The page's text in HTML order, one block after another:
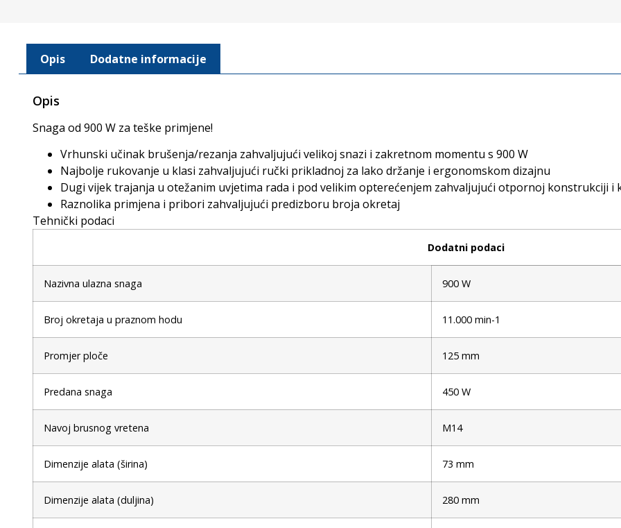
Opis Dodatne informacije
Opis
Snaga od 900 W za teške primjene!
Vrhunski učinak brušenja/rezanja zahvaljujući velikoj snazi i zakretnom momentu s 900 W
Najbolje rukovanje u klasi zahvaljujući ručki prikladnoj za lako držanje i ergonomskom dizajnu
Dugi vijek trajanja u otežanim uvjetima rada i pod velikim opterećenjem zahvaljujući otpornoj konstrukciji i
Raznolika primjena i pribori zahvaljujući predizboru broja okretaj
Tehnički podaci
Dodatni podaci
Nazivna ulazna snaga 900 W
Broj okretaja u praznom hodu 11.000 min-1
Promjer ploče 125 mm
Predana snaga 450 W
Navoj brusnog vretena M14
Dimenzije alata (širina) 73 mm
Dimenzije alata (duljina) 280 mm